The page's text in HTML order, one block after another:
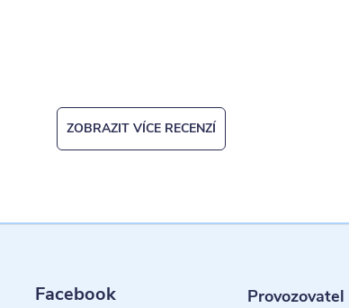
ZOBRAZIT VÍCE RECENZÍ
Facebook Provozovatel